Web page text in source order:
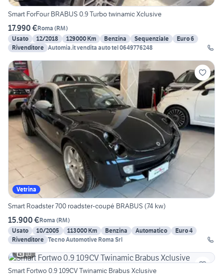
Smart ForFour BRABUS 0.9 Turbo twinamic Xclusive
17.990 €Roma (RM)
Usato
12/2018 129000 Km Benzina Sequenziale
Euro 6
Rivenditore Automia.it vendita auto tel 0649776248
Vetrina
Smart Roadster 700 roadster-coupé BRABUS (74 kw)
15.900 €Roma (RM)
Usato
10/2005 113000 Km Benzina Automatico
Euro 4
Rivenditore Tecno Automotive Roma Srl
10
Smart Fortwo 0.9 109CV Twinamic Brabus Xclusive